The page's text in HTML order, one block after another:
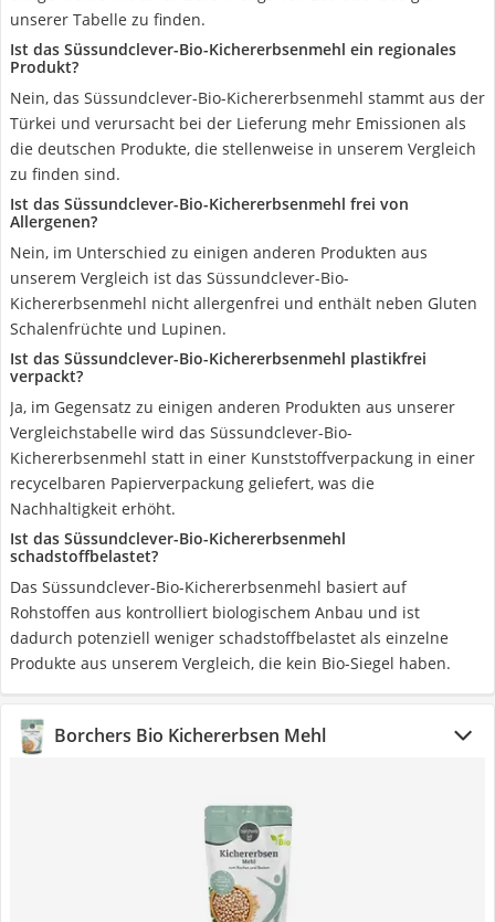
unserer Tabelle zu finden.
Ist das Süssundclever-Bio-Kichererbsenmehl ein regionales
Produkt?
Nein, das Süssundclever-Bio-Kichererbsenmehl stammt aus der
Türkei und verursacht bei der Lieferung mehr Emissionen als
die deutschen Produkte, die stellenweise in unserem Vergleich
zu finden sind.
Ist das Süssundclever-Bio-Kichererbsenmehl frei von
Allergenen?
Nein, im Unterschied zu einigen anderen Produkten aus
unserem Vergleich ist das Süssundclever-Bio-
Kichererbsenmehl nicht allergenfrei und enthält neben Gluten
Schalenfrüchte und Lupinen.
Ist das Süssundclever-Bio-Kichererbsenmehl plastikfrei
verpackt?
Ja, im Gegensatz zu einigen anderen Produkten aus unserer
Vergleichstabelle wird das Süssundclever-Bio-
Kichererbsenmehl statt in einer Kunststoffverpackung in einer
recycelbaren Papierverpackung geliefert, was die
Nachhaltigkeit erhöht.
Ist das Süssundclever-Bio-Kichererbsenmehl
schadstoffbelastet?
Das Süssundclever-Bio-Kichererbsenmehl basiert auf
Rohstoffen aus kontrolliert biologischem Anbau und ist
dadurch potenziell weniger schadstoffbelastet als einzelne
Produkte aus unserem Vergleich, die kein Bio-Siegel haben.
Borchers Bio Kichererbsen Mehl